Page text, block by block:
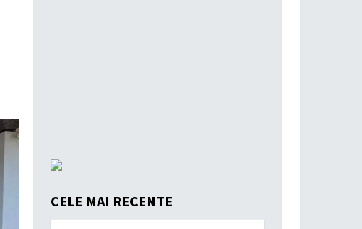
CELE MAI RECENTE